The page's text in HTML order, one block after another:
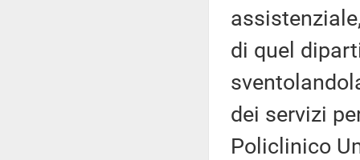
di quel
dei servizi
Policlinico